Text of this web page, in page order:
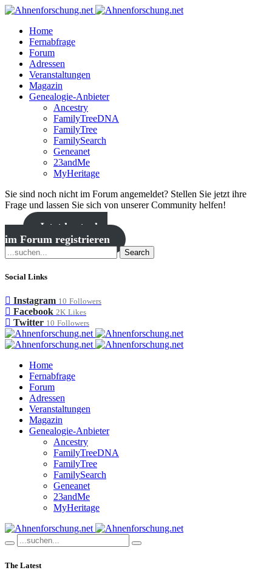
Home
Fernabfrage
Forum
Adressen
Veranstaltungen
Magazin
Genealogie-Anbieter
Ancestry
FamilyTreeDNA
FamilyTree
FamilySearch
Geneanet
23andMe
MyHeritage
Sie sind noch nicht im Forum angemeldet? Stellen Sie jetzt ihre
Frage und lassen Sie sich von unserer Community helfen!
Jetzt kostenlos
im Forum registrieren
Search
Social Links
Instagram 10 Followers
Facebook 2K Likes
Twitter 10 Followers
Home
Fernabfrage
Forum
Adressen
Veranstaltungen
Magazin
Genealogie-Anbieter
Ancestry
FamilyTreeDNA
FamilyTree
FamilySearch
Geneanet
23andMe
MyHeritage
The Latest